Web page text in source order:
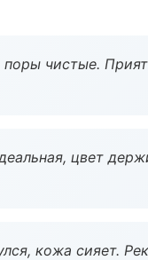
чистые.
цвет
кожа сияет.